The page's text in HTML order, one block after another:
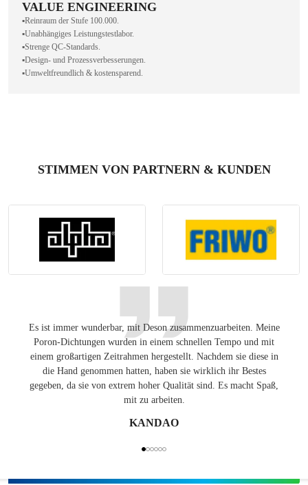
VALUE ENGINEERING
▪️Reinraum der Stufe 100.000.
▪️Unabhängiges Leistungstestlabor.
▪️Strenge QC-Standards.
▪️Design- und Prozessverbesserungen.
▪️Umweltfreundlich & kostensparend.
STIMMEN VON PARTNERN & KUNDEN
Es ist immer wunderbar, mit Deson zusammenzuarbeiten. Meine
Poron-Dichtungen wurden in einem schnellen Tempo und mit
einem großartigen Zeitrahmen hergestellt. Nachdem sie diese in
die Hand genommen hatten, haben sie wirklich ihr Bestes
gegeben, da sie von extrem hoher Qualität sind. Es macht Spaß,
mit zu arbeiten.
KANDAO